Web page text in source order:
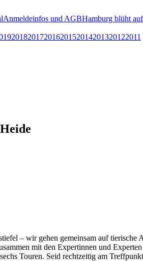
Anmeldeinfos und AGBHamburg blüht
20182017201620152014201320122011
– wir gehen gemeinsam auf
mit den Expertinnen und
Touren. Seid rechtzeitig am